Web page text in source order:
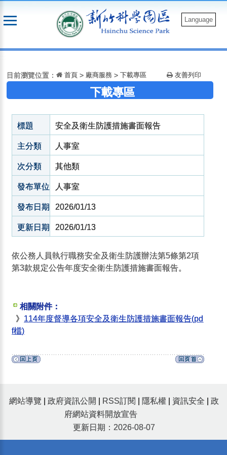
到
Language
目前瀏覽位置： 首頁 > 廠商服務 >下載專區 友善列印
下載專區
標題 安全及衛生防護措施書面報告
主分類 人事室
次分類 其他類
發布單位 人事室
發布日期 2026/01/13
更新日期 2026/01/13
依公務人員執行職務安全及衛生防護辦法第5條第2項
第3款規定公告年度安全衛生防護措施書面報告。
相關附件：
》 114年度督導各項安全及衛生防護措施書面報告(pd
f檔)
網站導覽 政府資訊公開 RSS訂閱 隱私權 資訊安全
政
府網站資料開放宣告
更新日期：2026-08-07